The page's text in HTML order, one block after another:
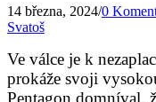
14 března, 2024/0
Svatoš
Ve válce je k
prokáže svoji
Pentagon domníval,